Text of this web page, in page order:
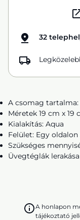
32
A csomag tartalma:
Méretek 19 cm x 19
Kialakítás: Aqua
Felület: Egy
Szükséges
Üvegtéglák
A honlapon
tájékoztató